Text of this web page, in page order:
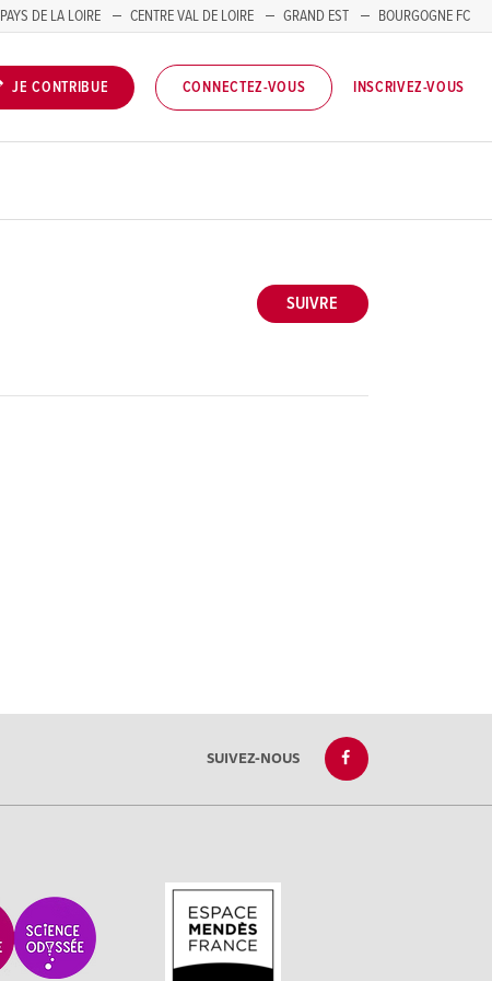
PAYS DE LA LOIRE CENTRE VAL DE LOIRE GRAND EST
BOURGOGNE FC
JE CONTRIBUE CONNECTEZ-VOUS INSCRIVEZ-VOUS
SUIVRE
SUIVEZ-NOUS